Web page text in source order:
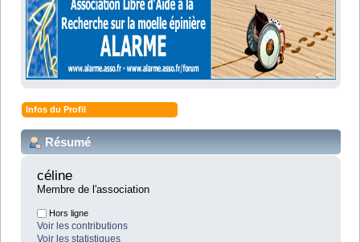
Infos du Profil
Résumé
céline
Membre de l'association
Hors ligne
Voir les contributions
Voir les statistiques